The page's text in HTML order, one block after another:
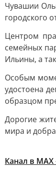
Чувашии
городского
Центром
семейных
Ильины, а
Особым
удостоена
образцом
Дорогие
мира и
Канал в